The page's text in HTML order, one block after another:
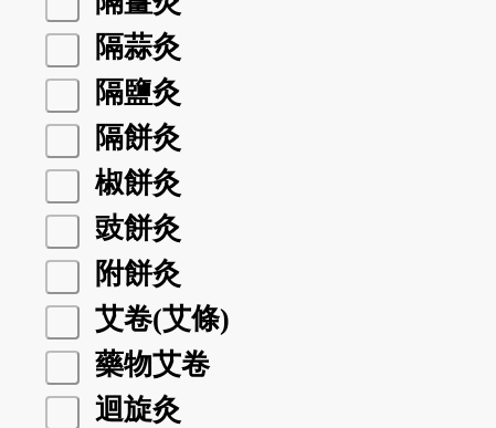
隔蒜灸
隔鹽灸
隔餅灸
椒餅灸
豉餅灸
附餅灸
艾卷(艾條)
藥物艾卷
迴旋灸